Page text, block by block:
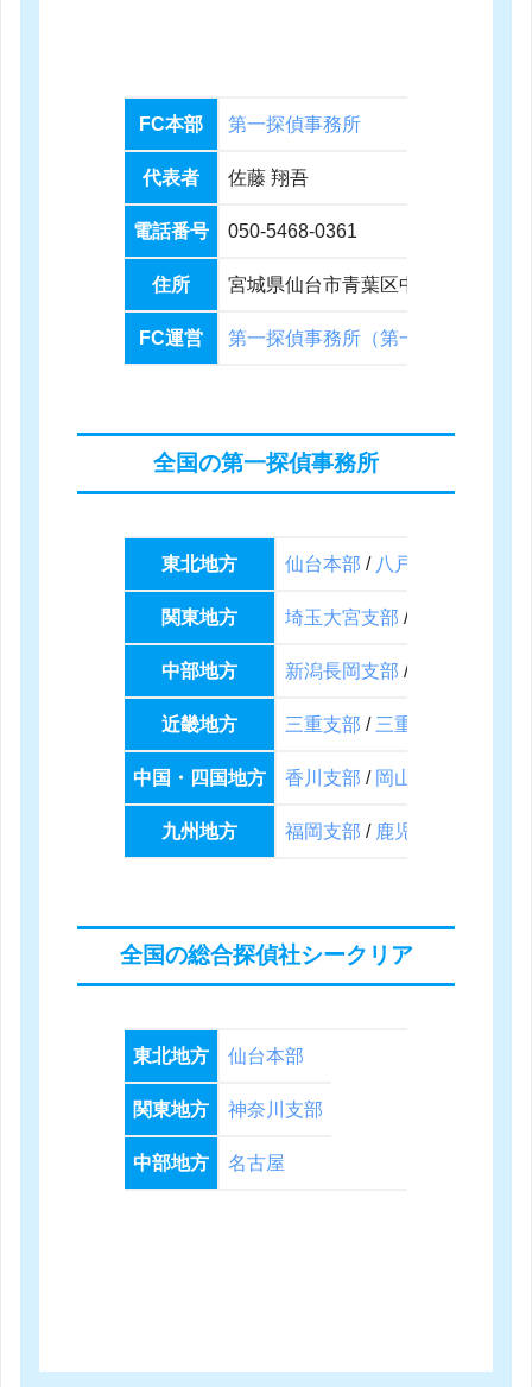
FC本部 第一探偵事務所
代表者 佐藤 翔吾
電話番号 050-5468-0361
住所 宮城県仙台市青葉区中央4丁目10-3
FC運営 第一探偵事務所（第一アソシエイ
全国の第一探偵事務所
東北地方 仙台本部 / 八戸支部
関東地方 埼玉大宮支部 /
中部地方 新潟長岡支部 /
近畿地方 三重支部 / 三重四日市支部
中国・四国地方 香川支部 / 岡山支部
九州地方 福岡支部 / 鹿児島支部
全国の総合探偵社シークリア
東北地方 仙台本部
関東地方 神奈川支部
中部地方 名古屋